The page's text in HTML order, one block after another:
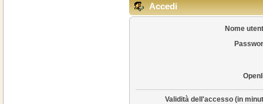
Accedi
Nome
Validità dell'accesso (in